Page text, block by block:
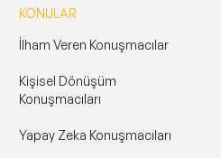
KONULAR
İlham Veren Konuşmacılar
Kişisel Dönüşüm
Konuşmacıları
Yapay Zeka Konuşmacıları